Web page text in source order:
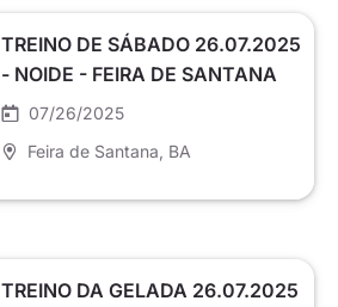
TREINO DE SÁBADO 26.07.2025
- NOIDE - FEIRA DE SANTANA
07/26/2025
Feira de Santana , BA
TREINO DA GELADA 26.07.2025